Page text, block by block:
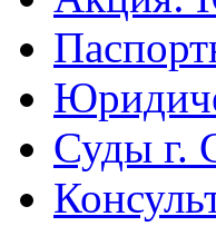
Суды г.